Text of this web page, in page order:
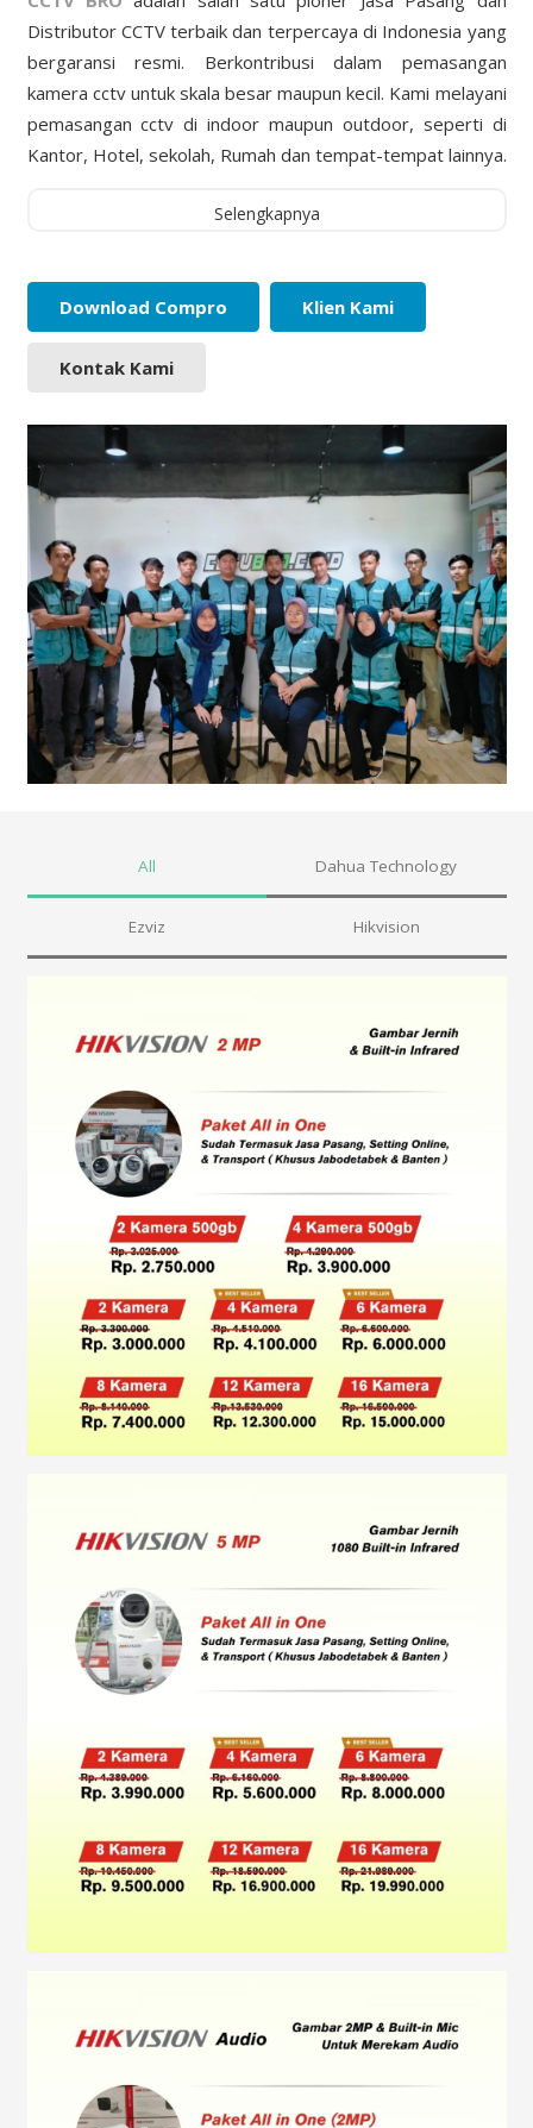
Distributor CCTV terbaik dan terpercaya di Indonesia yang
bergaransi resmi. Berkontribusi dalam pemasangan
kamera cctv untuk skala besar maupun kecil. Kami melayani
pemasangan cctv di indoor maupun outdoor, seperti di
Kantor, Hotel, sekolah, Rumah dan tempat-tempat lainnya.
Selengkapnya
Download Compro Klien Kami
Kontak Kami
All Dahua Technology
Ezviz Hikvision